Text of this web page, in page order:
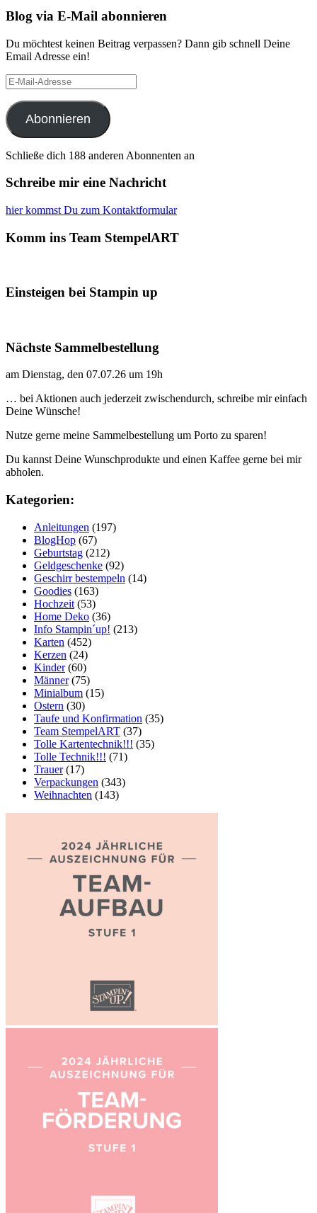
Blog via E-Mail abonnieren
Du möchtest keinen Beitrag verpassen? Dann gib schnell Deine
Email Adresse ein!
E-
Mail-
Adresse
Abonnieren
Schließe dich 188 anderen Abonnenten an
Schreibe mir eine Nachricht
hier kommst Du zum Kontaktformular
Komm ins Team StempelART
Einsteigen bei Stampin up
Nächste Sammelbestellung
am Dienstag, den 07.07.26 um 19h
… bei Aktionen auch jederzeit zwischendurch, schreibe mir einfach
Deine Wünsche!
Nutze gerne meine Sammelbestellung um Porto zu sparen!
Du kannst Deine Wunschprodukte und einen Kaffee gerne bei mir
abholen.
Kategorien:
Anleitungen (197)
BlogHop (67)
Geburtstag (212)
Geldgeschenke (92)
Geschirr bestempeln (14)
Goodies (163)
Hochzeit (53)
Home Deko (36)
Info Stampin´up! (213)
Karten (452)
Kerzen (24)
Kinder(60)
Männer(75)
Minialbum (15)
Ostern (30)
Taufe und Konfirmation (35)
Team StempelART (37)
Tolle Kartentechnik!!! (35)
Tolle Technik!!! (71)
Trauer(17)
Verpackungen (343)
Weihnachten (143)